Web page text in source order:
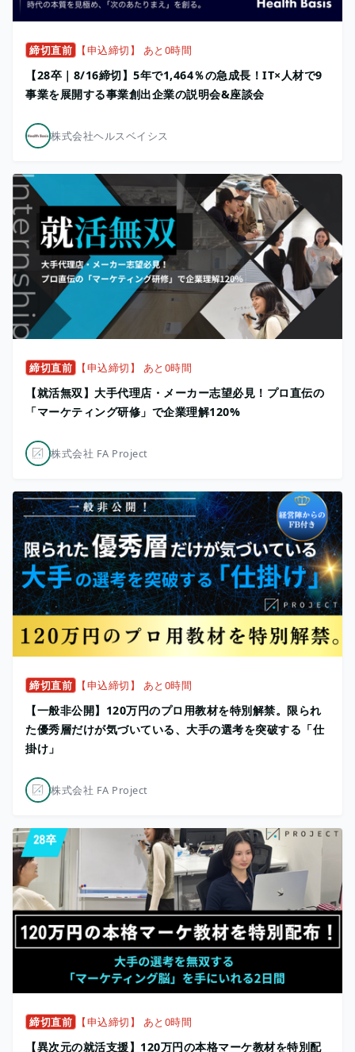
締切直前 【申込締切】 あと0時間
【28卒｜8/16締切】5年で1,464％の急成長！IT×人材で9
事業を展開する事業創出企業の説明会&座談会
株式会社ヘルスベイシス
締切直前 【申込締切】 あと0時間
【就活無双】大手代理店・メーカー志望必見！プロ直伝の
「マーケティング研修」で企業理解120%
株式会社 FA Project
締切直前 【申込締切】 あと0時間
【一般非公開】120万円のプロ用教材を特別解禁。限られ
た優秀層だけが気づいている、大手の選考を突破する「仕
掛け」
株式会社 FA Project
締切直前 【申込締切】 あと0時間
【異次元の就活支援】120万円の本格マーケ教材を特別配